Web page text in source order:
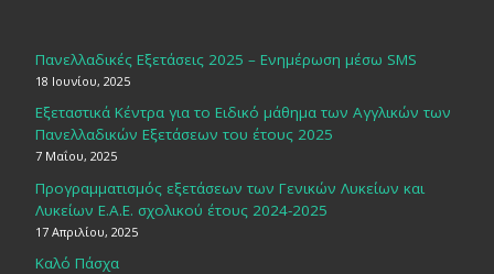
Πανελλαδικές Εξετάσεις 2025 – Ενημέρωση μέσω SMS
18 Ιουνίου, 2025
Εξεταστικά Κέντρα για το Ειδικό μάθημα των Αγγλικών των
Πανελλαδικών Εξετάσεων του έτους 2025
7 Μαΐου, 2025
Προγραμματισμός εξετάσεων των Γενικών Λυκείων και
Λυκείων Ε.Α.Ε. σχολικού έτους 2024-2025
17 Απριλίου, 2025
Καλό Πάσχα